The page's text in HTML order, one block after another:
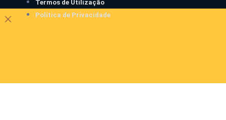
Termos de Utilização
Política de Privacidade